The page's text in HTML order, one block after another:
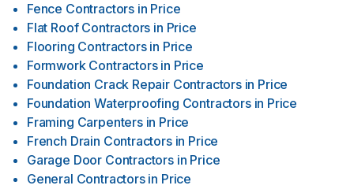
Fence Contractors in Price
Flat Roof Contractors in Price
Flooring Contractors in Price
Formwork Contractors in Price
Foundation Crack Repair Contractors in Price
Foundation Waterproofing Contractors in Price
Framing Carpenters in Price
French Drain Contractors in Price
Garage Door Contractors in Price
General Contractors in Price